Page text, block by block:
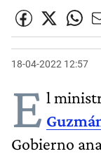
18-04-2022 12:57
E l
Gobierno